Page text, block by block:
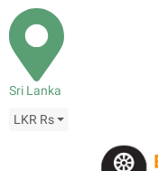
Sri Lanka
LKR Rs